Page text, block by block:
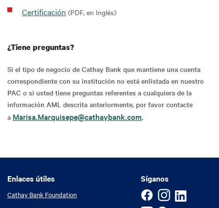
Certificación (PDF, en Inglés)
¿Tiene preguntas?
Si el tipo de negocio de Cathay Bank que mantiene una cuenta
correspondiente con su institución no está enlistada en nuestro
PAC o si usted tiene preguntas referentes a cualquiera de la
información AML descrita anteriormente, por favor contacte
a Marisa.Marquisepe@cathaybank.com.
Síganos
Enlaces útiles
Enlaces útiles
Cathay Bank Foundation